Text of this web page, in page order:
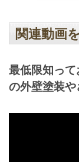
関連動画
最低限知っ
の外壁塗装や